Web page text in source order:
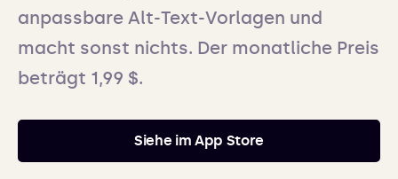
anpassbare Alt-Text-Vorlagen und
macht sonst nichts. Der monatliche Preis
beträgt 1,99 $.
Siehe im App Store